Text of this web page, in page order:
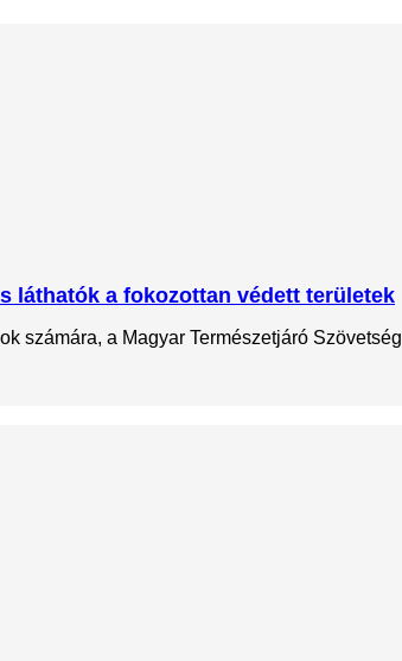
láthatók a fokozottan védett területek
számára, a Magyar Természetjáró